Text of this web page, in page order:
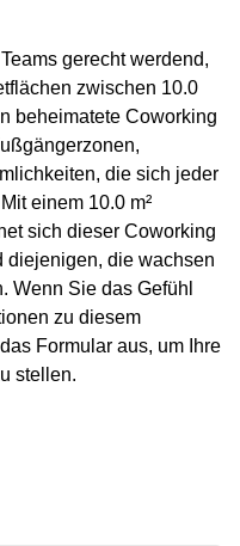
gerecht werdend,
zwischen 10.0
beheimatete Coworking
die sich jeder
einem 10.0 m²
sich dieser Coworking
diejenigen, die wachsen
Wenn Sie das Gefühl
zu diesem
Formular aus, um Ihre
stellen.